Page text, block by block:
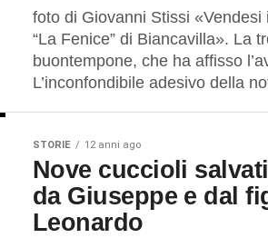
foto di Giovanni Stissi
“La Fenice” di Biancavilla». La
buontempone, che ha affisso
L’inconfondibile adesivo della
STORIE 12 anni ago
Nove cuccioli
da Giuseppe e dal
Leonardo